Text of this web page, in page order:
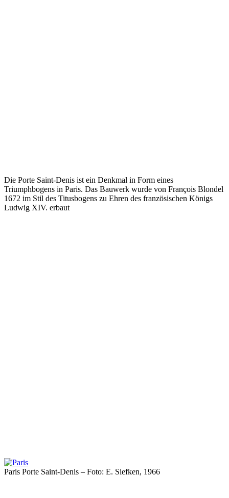
Die Porte Saint-Denis ist ein Denkmal in Form eines
Triumphbogens in Paris. Das Bauwerk wurde von François Blondel
1672 im Stil des Titusbogens zu Ehren des französischen Königs
Ludwig XIV. erbaut
Paris Porte Saint-Denis – Foto: E. Siefken, 1966